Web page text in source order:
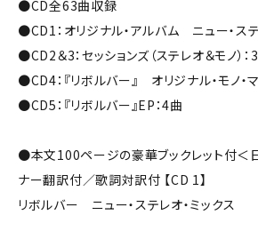
●CD全63曲収録
●CD1：オリジナル・アルバム ニュー・ステ
●CD2＆3：セッションズ（ステレオ＆モノ）：
●CD4：『リボルバー』 オリジナル・モノ・
●CD5：『リボルバー』EP：4曲
●本文100ページの豪華ブックレット付＜
ナー翻訳付／歌詞対訳付 【CD 1】
リボルバー ニュー・ステレオ・ミックス